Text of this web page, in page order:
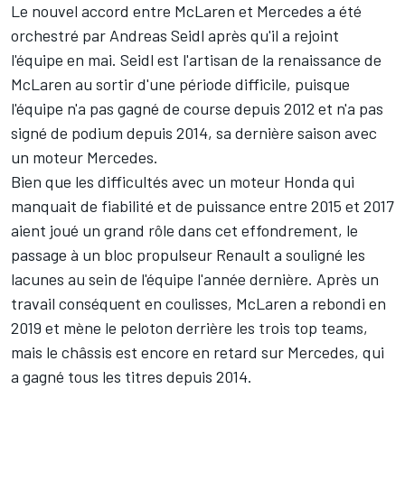
Le nouvel accord entre McLaren et Mercedes a été
orchestré par Andreas Seidl après qu'il a rejoint
l'équipe en mai. Seidl est l'artisan de la renaissance de
McLaren au sortir d'une période difficile, puisque
l'équipe n'a pas gagné de course depuis 2012 et n'a pas
signé de podium depuis 2014, sa dernière saison avec
un moteur Mercedes.
Bien que les difficultés avec un moteur Honda qui
manquait de fiabilité et de puissance entre 2015 et 2017
aient joué un grand rôle dans cet effondrement, le
passage à un bloc propulseur Renault a souligné les
lacunes au sein de l'équipe l'année dernière. Après un
travail conséquent en coulisses, McLaren a rebondi en
2019 et mène le peloton derrière les trois top teams,
mais le châssis est encore en retard sur Mercedes, qui
a gagné tous les titres depuis 2014.